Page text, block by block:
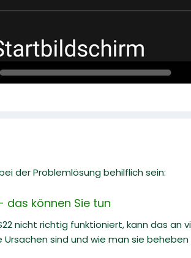
der Problemlösung behilflich sein:
das können Sie tun
nicht richtig funktioniert, kann das an
sind und wie man sie beheben